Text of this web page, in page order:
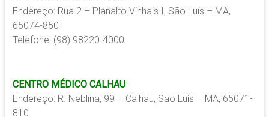
Endereço: Rua 2 – Planalto Vinhais I, São Luís – MA,
65074-850
Telefone: (98) 98220-4000
CENTRO MÉDICO CALHAU
Endereço: R. Neblina, 99 – Calhau, São Luís – MA, 65071-
810